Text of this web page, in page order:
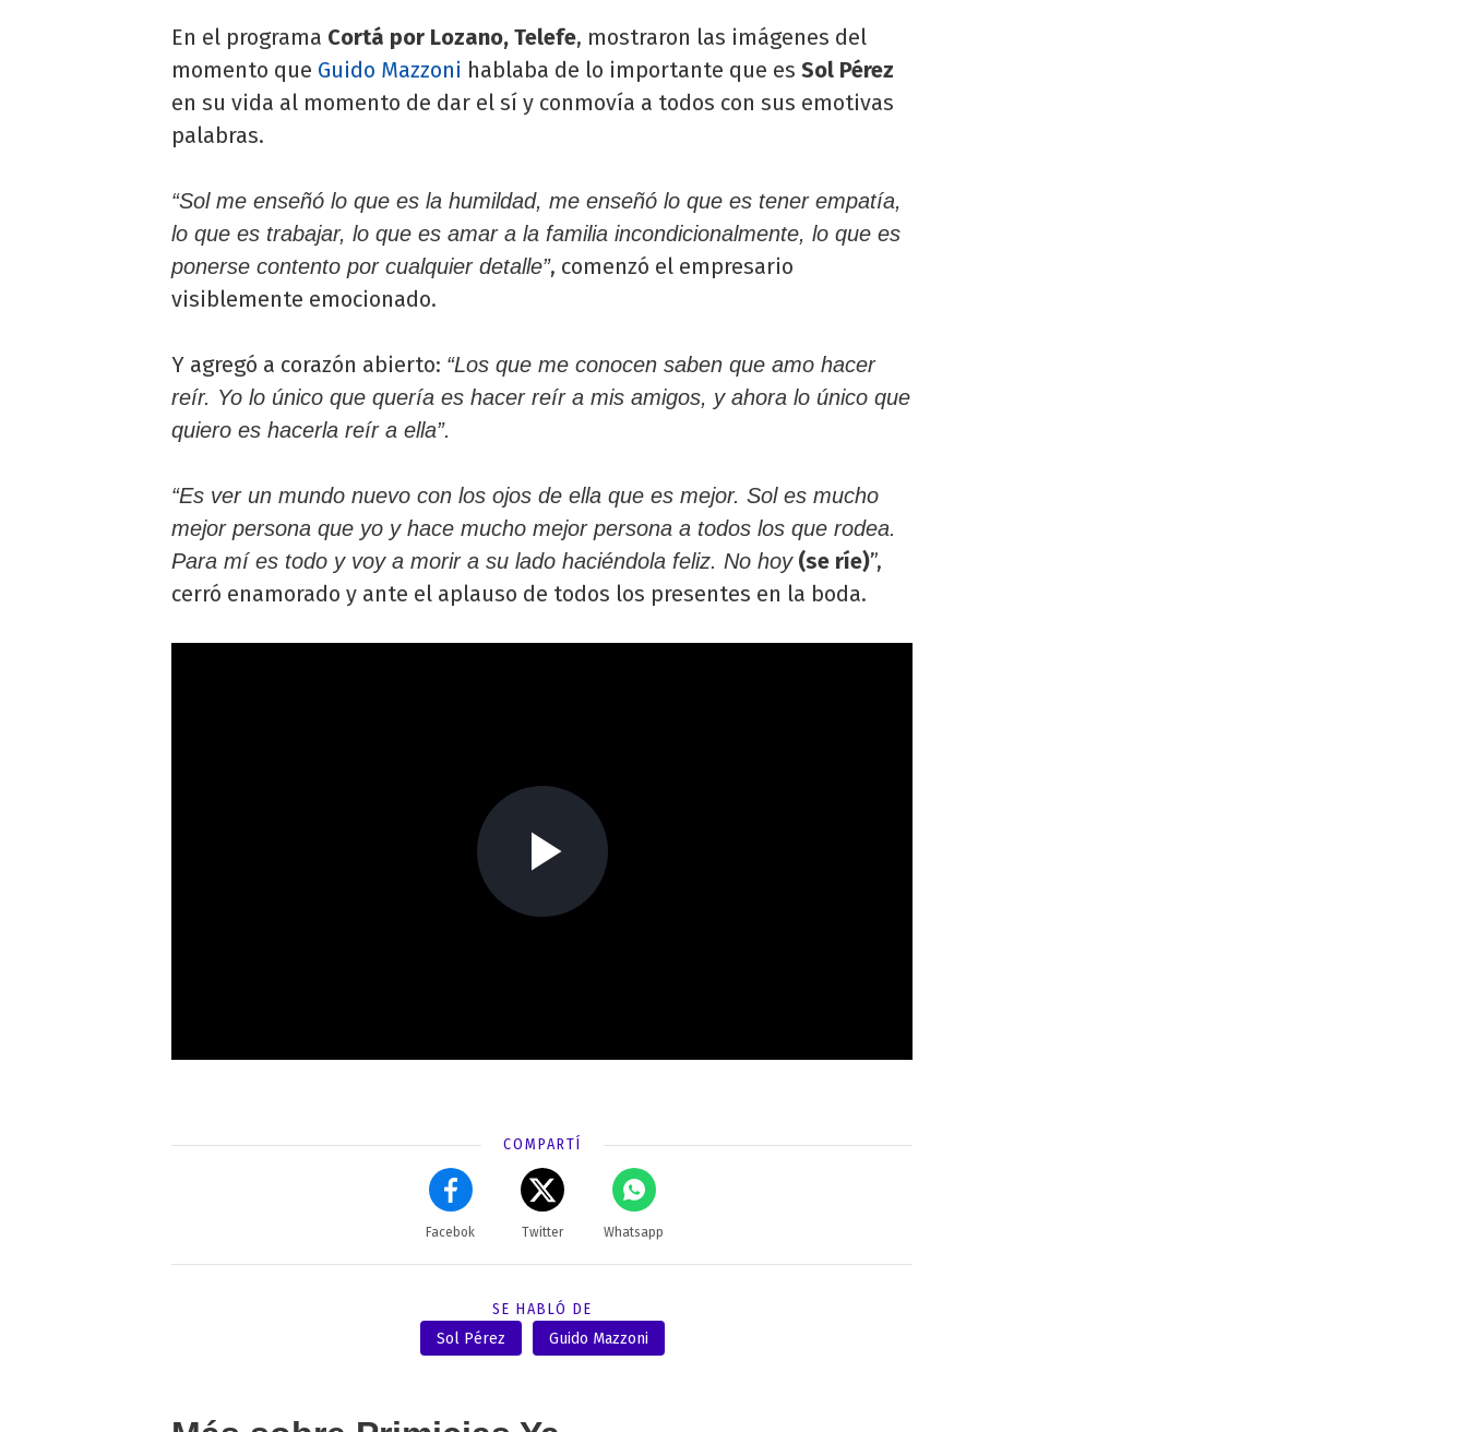
En el programa Cortá por Lozano, Telefe, mostraron las imágenes del
momento que Guido Mazzoni hablaba de lo importante que es Sol Pérez
en su vida al momento de dar el sí y conmovía a todos con sus emotivas
palabras.
“Sol me enseñó lo que es la humildad, me enseñó lo que es tener empatía,
lo que es trabajar, lo que es amar a la familia incondicionalmente, lo que es
ponerse contento por cualquier detalle”, comenzó el empresario
visiblemente emocionado.
Y agregó a corazón abierto: “Los que me conocen saben que amo hacer
reír. Yo lo único que quería es hacer reír a mis amigos, y ahora lo único que
quiero es hacerla reír a ella”.
“Es ver un mundo nuevo con los ojos de ella que es mejor. Sol es mucho
mejor persona que yo y hace mucho mejor persona a todos los que rodea.
Para mí es todo y voy a morir a su lado haciéndola feliz. No hoy (se ríe)”,
cerró enamorado y ante el aplauso de todos los presentes en la boda.
COMPARTÍ
Facebok Twitter Whatsapp
SE HABLÓ DE
Sol Pérez
Guido Mazzoni